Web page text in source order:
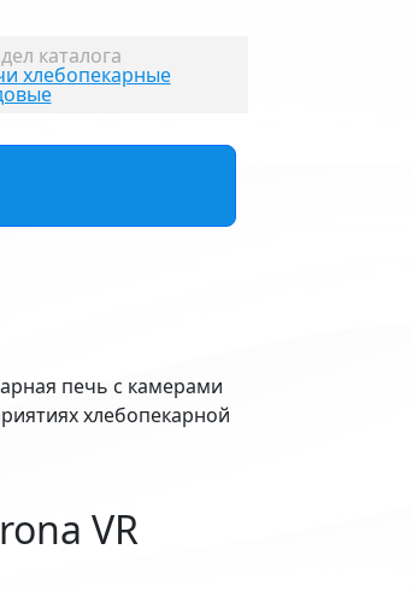
каталога
хлебопекарные
печь с камерами
хлебопекарной
VR